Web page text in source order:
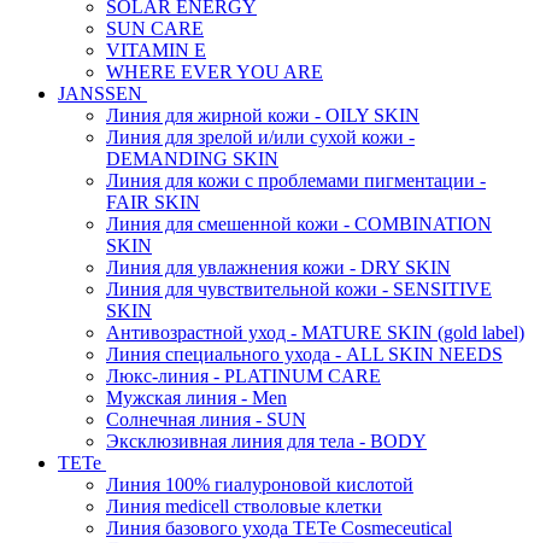
SOLAR ENERGY
SUN CARE
VITAMIN E
WHERE EVER YOU ARE
JANSSEN
Линия для жирной кожи - OILY SKIN
Линия для зрелой и/или сухой кожи -
DEMANDING SKIN
Линия для кожи с проблемами пигментации -
FAIR SKIN
Линия для смешенной кожи - COMBINATION
SKIN
Линия для увлажнения кожи - DRY SKIN
Линия для чувствительной кожи - SENSITIVE
SKIN
Антивозрастной уход - MATURE SKIN (gold label)
Линия специального ухода - ALL SKIN NEEDS
Люкс-линия - PLATINUM CARE
Мужская линия - Men
Солнечная линия - SUN
Эксклюзивная линия для тела - BODY
TETe
Линия 100% гиалуроновой кислотой
Линия medicell стволовые клетки
Линия базового ухода TETe Cosmeceutical